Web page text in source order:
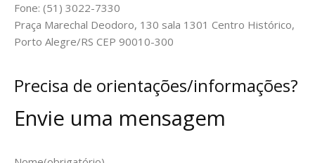
Fone: (51) 3022-7330
Praça Marechal Deodoro, 130 sala 1301 Centro Histórico,
Porto Alegre/RS CEP 90010-300
Precisa de orientações/informações?
Envie uma mensagem